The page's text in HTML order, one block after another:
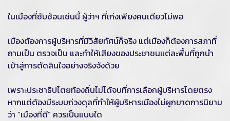
ในเมืองที่ซับซ้อนเช่นนี้ ผู้ว่าฯ ที่เก่งเพียงคนเดียวไม่พอ
เมืองต้องการผู้บริหารที่มีวิสัยทัศน์ก็จริง แต่เมืองก็ต้องการสภาที่
ถามเป็น ตรวจเป็น และทำให้เสียงของประชาชนแต่ละพื้นที่ถูกนำ
เข้าสู่การตัดสินใจอย่างจริงจังด้วย
เพราะประชาธิปไตยท้องถิ่นไม่ได้จบที่การเลือกผู้บริหารโดยตรง
หากแต่ต้องมีระบบถ่วงดุลที่ทำให้ผู้บริหารเมืองไม่ผูกขาดการนิยาม
ว่า “เมืองที่ดี” ควรเป็นแบบใด